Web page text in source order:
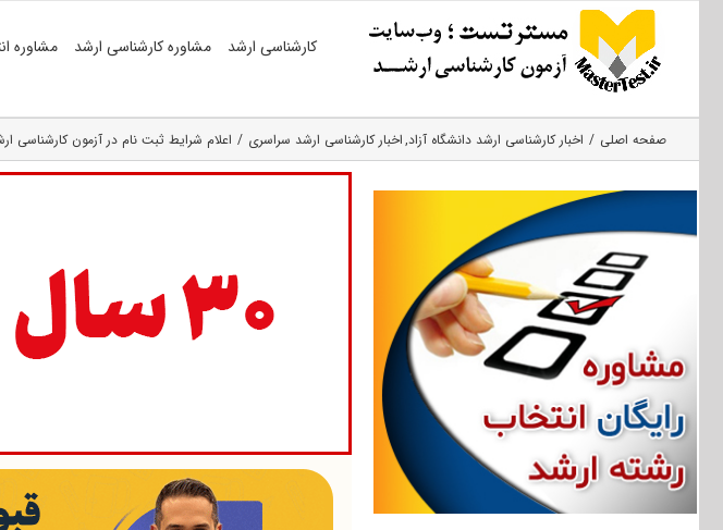
کارشناسی ارشد مشاوره کارشناسی ارشد مشاوره
صفحه اصلی اخبار کارشناسی ارشد دانشگاه آزاد اخبار کارشناسی ارشد سراسری اعلام شرایط ثبت نام در آزمون کارشناسی ارشد